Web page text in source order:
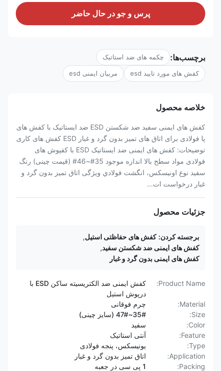
پرس و جو در حال حاضر
برچسب‌ها: چکمه های ضد استاتیک
کفش های مورد تایید esd مربیان ایمنی esd
خلاصه محصول
کفش های ایمنی سفید ضد شکستن ESD ضد ایستاتیک با کفش های
پا فولادی برای اتاق های تمیز بدون گرد و غبار ESD کفش های کاری
توضیحات: کفش های ایمنی ضد ایستاتیک ESD با کفپوش های
فولادی مواد سطح بالا اندازه موجود 35#~46# (قیمت چینی) رنگ
سفيد نوع اونيسکس، انگشت فولادي ویژگی اتاق تمیز بدون گرد و
غبار درخواست ات...
جزئیات محصول
برجسته کردن: کفش های حفاظتی استیل,
کفش های ایمنی ضد شکستن سفید,
کفش های ایمنی بدون گرد و غبار
Product Name:
کفش ایمنی ضد الکتریسیته ساکن ESD با
درپوش استیل
Material:
چرم فوقانی
Size:
35#~47# (سایز چینی)
Color:
سفید
Feature:
آنتی استاتیک
Type:
یونیسکس، پنجه فولادی
Application:
اتاق تمیز بدون گرد و غبار
Packing:
1 پی سی در جعبه